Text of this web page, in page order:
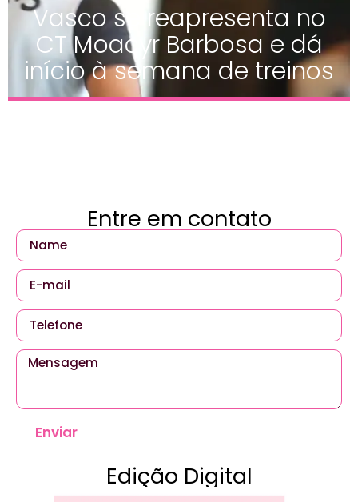
Vasco se reapresenta no
CT Moacyr Barbosa e dá
início à semana de treinos
Entre em contato
Enviar
Edição Digital